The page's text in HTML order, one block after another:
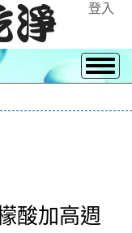
登入
酸加高週